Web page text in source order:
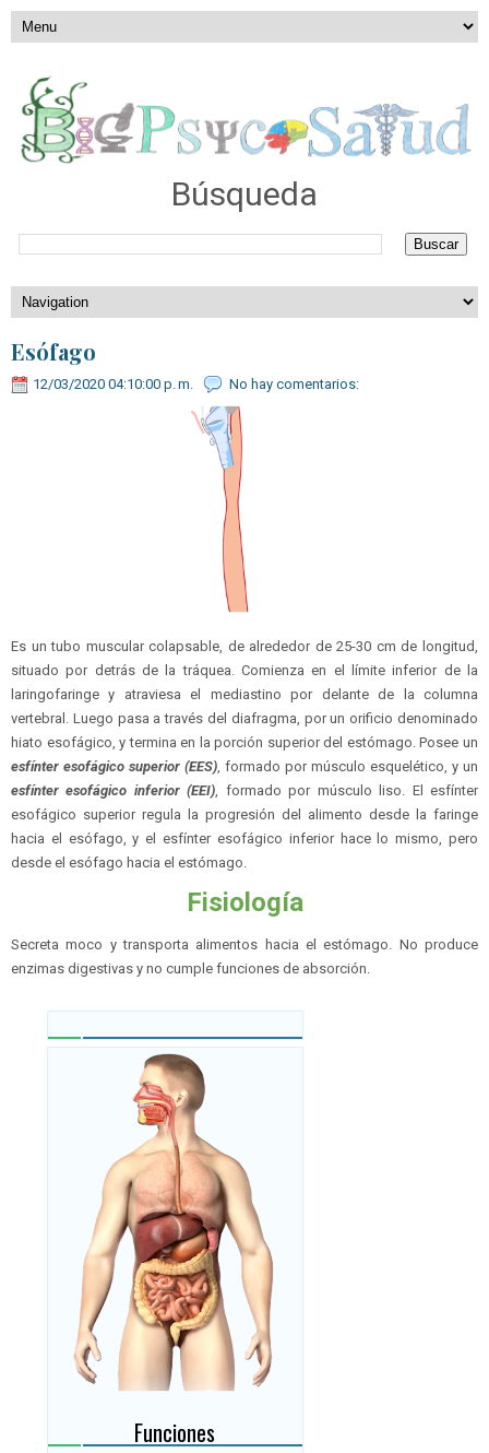
Búsqueda
Esófago
12/03/2020 04:10:00 p. m. No hay comentarios:
Es un tubo muscular colapsable, de alrededor de 25-30 cm de longitud,
situado por detrás de la tráquea. Comienza en el límite inferior de la
laringofaringe y atraviesa el mediastino por delante de la columna
vertebral. Luego pasa a través del diafragma, por un orificio denominado
hiato esofágico, y termina en la porción superior del estómago. Posee un
esfínter esofágico superior (EES), formado por músculo esquelético, y un
esfínter esofágico inferior (EEI), formado por músculo liso. El esfínter
esofágico superior regula la progresión del alimento desde la faringe
hacia el esófago, y el esfínter esofágico inferior hace lo mismo, pero
desde el esófago hacia el estómago.
Fisiología
Secreta moco y transporta alimentos hacia el estómago. No produce
enzimas digestivas y no cumple funciones de absorción.
Funciones